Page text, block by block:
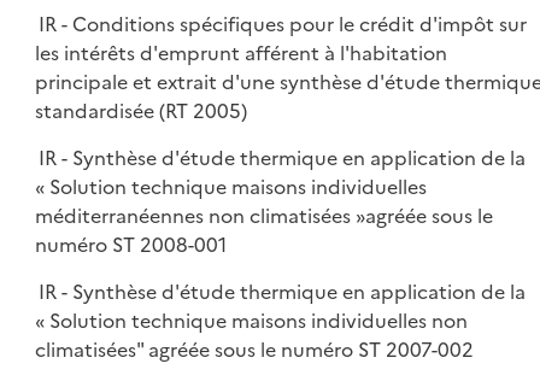
IR - Conditions spécifiques pour le crédit d'impôt sur
les intérêts d'emprunt afférent à l'habitation
principale et extrait d'une synthèse d'étude
standardisée (RT 2005)
IR - Synthèse d'étude thermique en application de la
« Solution technique maisons individuelles
méditerranéennes non climatisées »agréée sous le
numéro ST 2008-001
IR - Synthèse d'étude thermique en application de la
« Solution technique maisons individuelles non
climatisées" agréée sous le numéro ST 2007-002